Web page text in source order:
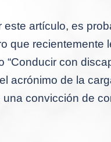
artículo, es
que recientemente
“Conducir con
acrónimo de la
convicción de